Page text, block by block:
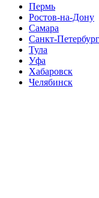
Пермь
Ростов-на-Дону
Самара
Санкт-Петербург
Тула
Уфа
Хабаровск
Челябинск